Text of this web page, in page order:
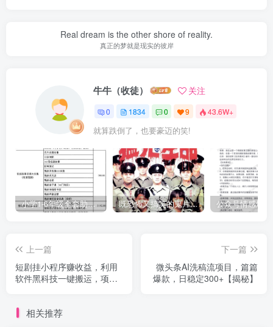
Real dream is the other shore of reality.
真正的梦就是现实的彼岸
牛牛（收徒） 关注
0 1834 0 9 43.6W+
就算跌倒了，也要豪迈的笑!
小学1-6年级全套助学资源包（9000GB）(超值的精品资源-会员也需单独购买哦) 既恐怖又搞笑的鬼片（10部猛鬼恐怖片都是喜剧片）
上一篇
短剧挂小程序赚收益，利用
软件黑科技一键搬运，项目
下一篇
微头条AI洗稿流项目，篇篇
爆款，日稳定300+【揭秘】
相关推荐